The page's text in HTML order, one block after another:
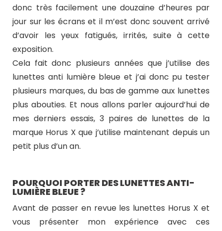
donc très facilement une douzaine d’heures par
jour sur les écrans et il m’est donc souvent arrivé
d’avoir les yeux fatigués, irrités, suite à cette
exposition.
Cela fait donc plusieurs années que j’utilise des
lunettes anti lumière bleue et j’ai donc pu tester
plusieurs marques, du bas de gamme aux lunettes
plus abouties. Et nous allons parler aujourd’hui de
mes derniers essais, 3 paires de lunettes de la
marque Horus X que j’utilise maintenant depuis un
petit plus d’un an.
POURQUOI PORTER DES LUNETTES ANTI-
LUMIÈRE BLEUE ?
Avant de passer en revue les lunettes Horus X et
vous présenter mon expérience avec ces